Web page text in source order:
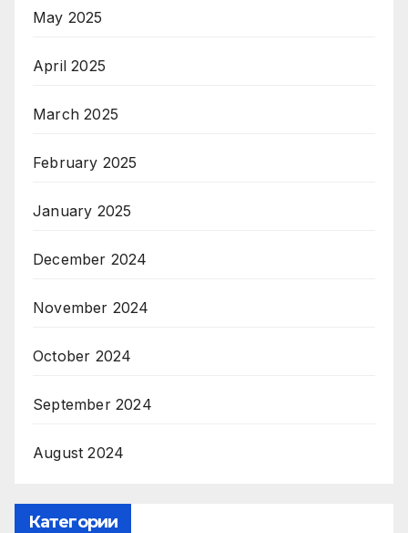
May 2025
April 2025
March 2025
February 2025
January 2025
December 2024
November 2024
October 2024
September 2024
August 2024
Категории